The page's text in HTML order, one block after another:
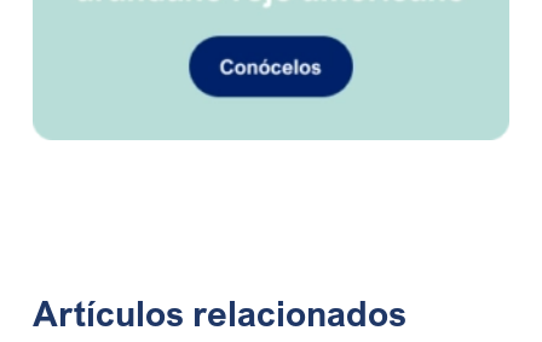
Artículos relacionados